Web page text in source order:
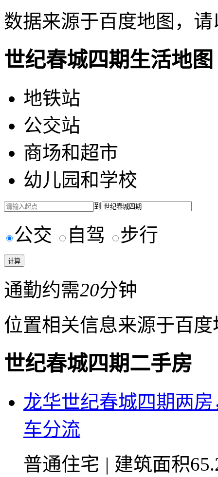
数据来源于百度地图，
世纪春城四期生活地图
地铁站
公交站
商场和超市
幼儿园和学校
到
公交 自驾 步行
通勤约需20分钟
位置相关信息来源于百
世纪春城四期二手房
龙华世纪春城四期两
车分流
普通住宅 | 建筑面积